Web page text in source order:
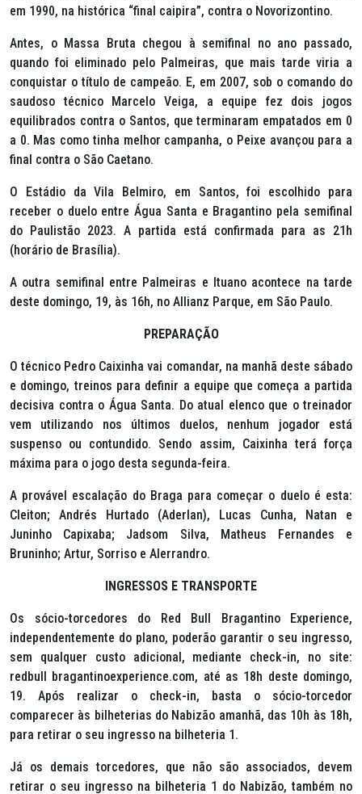
em 1990, na histórica “final caipira”, contra o Novorizontino.
Antes, o Massa Bruta chegou à semifinal no ano passado,
quando foi eliminado pelo Palmeiras, que mais tarde viria a
conquistar o título de campeão. E, em 2007, sob o comando do
saudoso técnico Marcelo Veiga, a equipe fez dois jogos
equilibrados contra o Santos, que terminaram empatados em 0
a 0. Mas como tinha melhor campanha, o Peixe avançou para a
final contra o São Caetano.
O Estádio da Vila Belmiro, em Santos, foi escolhido para
receber o duelo entre Água Santa e Bragantino pela semifinal
do Paulistão 2023. A partida está confirmada para as 21h
(horário de Brasília).
A outra semifinal entre Palmeiras e Ituano acontece na tarde
deste domingo, 19, às 16h, no Allianz Parque, em São Paulo.
PREPARAÇÃO
O técnico Pedro Caixinha vai comandar, na manhã deste sábado
e domingo, treinos para definir a equipe que começa a partida
decisiva contra o Água Santa. Do atual elenco que o treinador
vem utilizando nos últimos duelos, nenhum jogador está
suspenso ou contundido. Sendo assim, Caixinha terá força
máxima para o jogo desta segunda-feira.
A provável escalação do Braga para começar o duelo é esta:
Cleiton; Andrés Hurtado (Aderlan), Lucas Cunha, Natan e
Juninho Capixaba; Jadsom Silva, Matheus Fernandes e
Bruninho; Artur, Sorriso e Alerrandro.
INGRESSOS E TRANSPORTE
Os sócio-torcedores do Red Bull Bragantino Experience,
independentemente do plano, poderão garantir o seu ingresso,
sem qualquer custo adicional, mediante check-in, no site:
redbull bragantinoexperience.com, até as 18h deste domingo,
19. Após realizar o check-in, basta o sócio-torcedor
comparecer às bilheterias do Nabizão amanhã, das 10h às 18h,
para retirar o seu ingresso na bilheteria 1.
Já os demais torcedores, que não são associados, devem
retirar o seu ingresso na bilheteria 1 do Nabizão, também no